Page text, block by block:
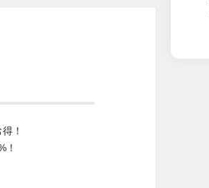
！
！